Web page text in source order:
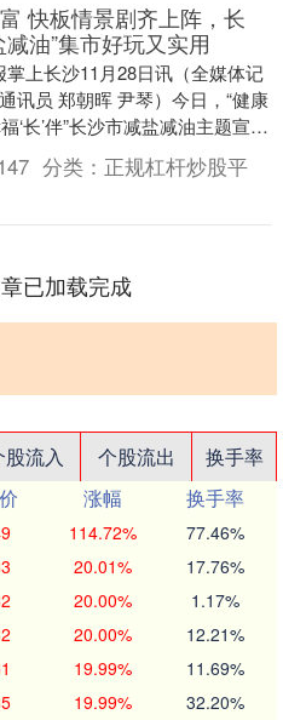
快板情景剧齐上阵，长
减油”集市好玩又实用
掌上长沙11月28日讯（全媒体记
讯员 郑朝晖 尹琴）今日，“健康
福‘长’伴”长沙市减盐减油主题宣传
。作为长沙市健康科普主....
分类： 正规杠杆炒股平
已加载完成
股流入 个股流出
换手率
涨幅
换手率
114.72% 77.46%
20.01% 17.76%
20.00% 1.17%
20.00% 12.21%
19.99% 11.69%
19.99% 32.20%